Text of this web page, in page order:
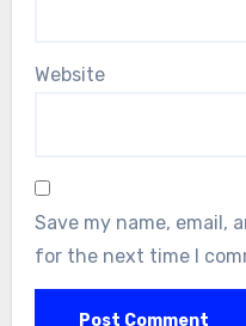
Website
Save my name, email,
for the next time I